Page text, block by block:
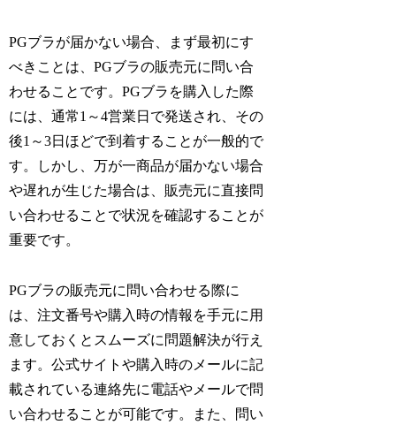
PGブラが届かない場合、まず最初にす
べきことは、PGブラの販売元に問い合
わせることです。PGブラを購入した際
には、通常1～4営業日で発送され、その
後1～3日ほどで到着することが一般的で
す。しかし、万が一商品が届かない場合
や遅れが生じた場合は、販売元に直接問
い合わせることで状況を確認することが
重要です。
PGブラの販売元に問い合わせる際に
は、注文番号や購入時の情報を手元に用
意しておくとスムーズに問題解決が行え
ます。公式サイトや購入時のメールに記
載されている連絡先に電話やメールで問
い合わせることが可能です。また、問い